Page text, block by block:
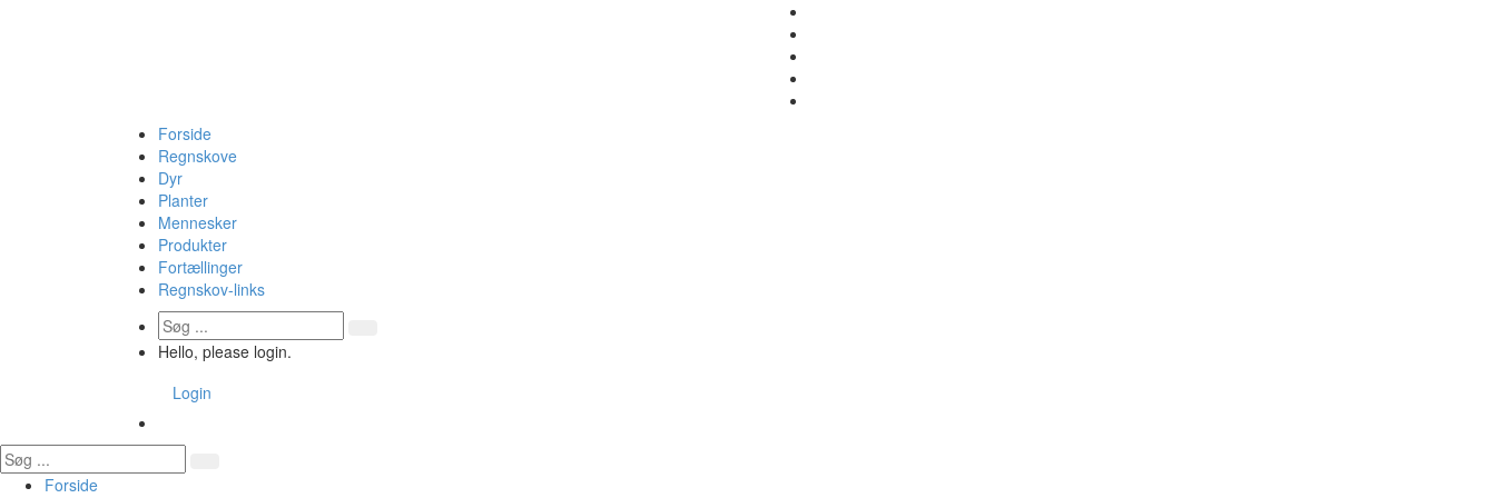
Forside
Regnskove
Dyr
Planter
Mennesker
Produkter
Fortællinger
Regnskov-links
Hello, please login.
Login
Forside